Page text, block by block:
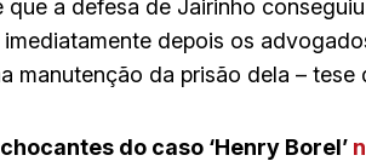
a defesa de Jairinho
depois os
manutenção da prisão dela – tese
do caso ‘Henry Borel’